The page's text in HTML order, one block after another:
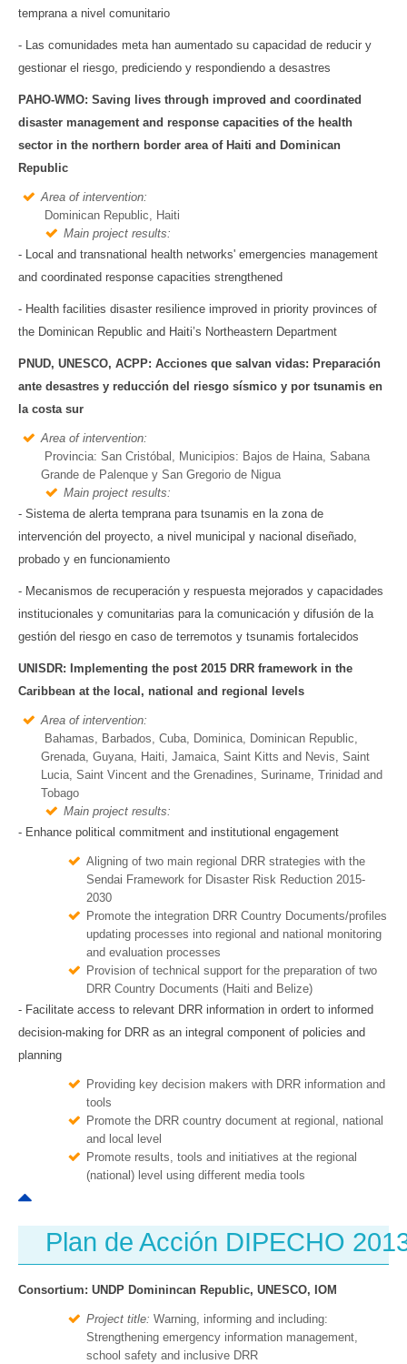
temprana a nivel comunitario
- Las comunidades meta han aumentado su capacidad de reducir y
gestionar el riesgo, prediciendo y respondiendo a desastres
PAHO-WMO: Saving lives through improved and coordinated
disaster management and response capacities of the health
sector in the northern border area of Haiti and Dominican
Republic
Area of intervention:
Dominican Republic, Haiti
Main project results:
- Local and transnational health networks' emergencies management
and coordinated response capacities strengthened
- Health facilities disaster resilience improved in priority provinces of
the Dominican Republic and Haiti’s Northeastern Department
PNUD, UNESCO, ACPP: Acciones que salvan vidas: Preparación
ante desastres y reducción del riesgo sísmico y por tsunamis en
la costa sur
Area of intervention:
Provincia: San Cristóbal, Municipios: Bajos de Haina, Sabana
Grande de Palenque y San Gregorio de Nigua
Main project results:
- Sistema de alerta temprana para tsunamis en la zona de
intervención del proyecto, a nivel municipal y nacional diseñado,
probado y en funcionamiento
- Mecanismos de recuperación y respuesta mejorados y capacidades
institucionales y comunitarias para la comunicación y difusión de la
gestión del riesgo en caso de terremotos y tsunamis fortalecidos
UNISDR: Implementing the post 2015 DRR framework in the
Caribbean at the local, national and regional levels
Area of intervention:
Bahamas, Barbados, Cuba, Dominica, Dominican Republic,
Grenada, Guyana, Haiti, Jamaica, Saint Kitts and Nevis, Saint
Lucia, Saint Vincent and the Grenadines, Suriname, Trinidad and
Tobago
Main project results:
- Enhance political commitment and institutional engagement
Aligning of two main regional DRR strategies with the
Sendai Framework for Disaster Risk Reduction 2015-
2030
Promote the integration DRR Country Documents/profiles
updating processes into regional and national monitoring
and evaluation processes
Provision of technical support for the preparation of two
DRR Country Documents (Haiti and Belize)
- Facilitate access to relevant DRR information in ordert to informed
decision-making for DRR as an integral component of policies and
planning
Providing key decision makers with DRR information and
tools
Promote the DRR country document at regional, national
and local level
Promote results, tools and initiatives at the regional
(national) level using different media tools
Plan de Acción DIPECHO
Consortium: UNDP Dominincan Republic, UNESCO, IOM
Project title: Warning, informing and including:
Strengthening emergency information management,
school safety and inclusive DRR